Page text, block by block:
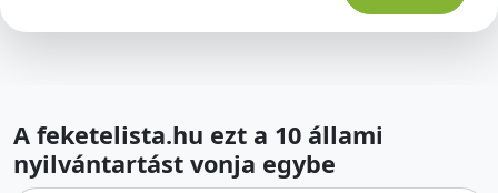
A feketelista.hu ezt a 10 állami
nyilvántartást vonja egybe